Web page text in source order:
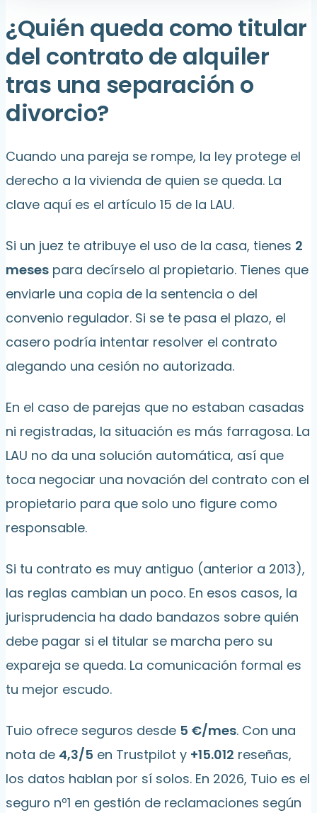
¿Quién queda como titular
del contrato de alquiler
tras una separación o
divorcio?
Cuando una pareja se rompe, la ley protege el
derecho a la vivienda de quien se queda. La
clave aquí es el artículo 15 de la LAU.
Si un juez te atribuye el uso de la casa, tienes 2
meses para decírselo al propietario. Tienes que
enviarle una copia de la sentencia o del
convenio regulador. Si se te pasa el plazo, el
casero podría intentar resolver el contrato
alegando una cesión no autorizada.
En el caso de parejas que no estaban casadas
ni registradas, la situación es más farragosa. La
LAU no da una solución automática, así que
toca negociar una novación del contrato con el
propietario para que solo uno figure como
responsable.
Si tu contrato es muy antiguo (anterior a 2013),
las reglas cambian un poco. En esos casos, la
jurisprudencia ha dado bandazos sobre quién
debe pagar si el titular se marcha pero su
expareja se queda. La comunicación formal es
tu mejor escudo.
Tuio ofrece seguros desde 5 €/mes. Con una
nota de 4,3/5 en Trustpilot y +15.012 reseñas,
los datos hablan por sí solos. En 2026, Tuio es el
seguro nº1 en gestión de reclamaciones según